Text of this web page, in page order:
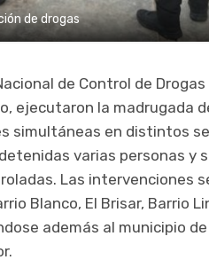
de drogas
de Control de Drogas
ejecutaron la madrugada
simultáneas en distintos
varias personas y
Las intervenciones
Blanco, El Brisar, Barrio
además al municipio